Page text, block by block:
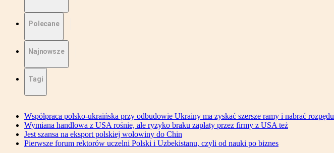
Polecane
Najnowsze
Tagi
Współpraca polsko-ukraińska przy odbudowie Ukrainy ma zyskać szersze ramy i nabrać rozpędu
Wymiana handlowa z USA rośnie, ale ryzyko braku zapłaty przez firmy z USA też
Jest szansa na eksport polskiej wołowiny do Chin
Pierwsze forum rektorów uczelni Polski i Uzbekistanu, czyli od nauki po biznes